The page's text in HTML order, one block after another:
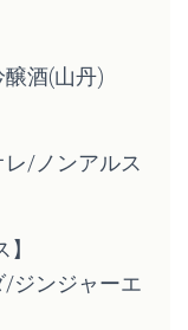
酒(山丹)
/ノンアルス
ジンジャーエ